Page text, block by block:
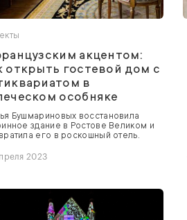
акцентом:
открыть гостевой дом с
в
особняке
Бушмариновых восстановила
здание в Ростове Великом и
его в роскошный отель.
2023